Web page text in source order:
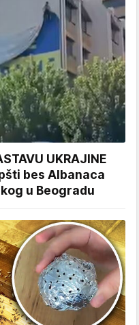
UKRAJINE
bes Albanaca
u Beogradu